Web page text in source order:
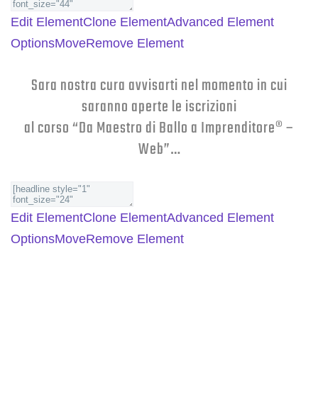
Edit ElementClone ElementAdvanced Element
OptionsMoveRemove Element
Sara nostra cura avvisarti nel momento in cui
saranno aperte le iscrizioni
al corso “Da Maestro di Ballo a Imprenditore® –
Web”…
Edit ElementClone ElementAdvanced Element
OptionsMoveRemove Element